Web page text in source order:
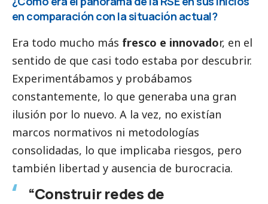
en comparación con la situación actual?
Era todo mucho más fresco e innovador, en el
sentido de que casi todo estaba por descubrir.
Experimentábamos y probábamos
constantemente, lo que generaba una gran
ilusión por lo nuevo. A la vez, no existían
marcos normativos ni metodologías
consolidadas, lo que implicaba riesgos, pero
también libertad y ausencia de burocracia.
“Construir redes de